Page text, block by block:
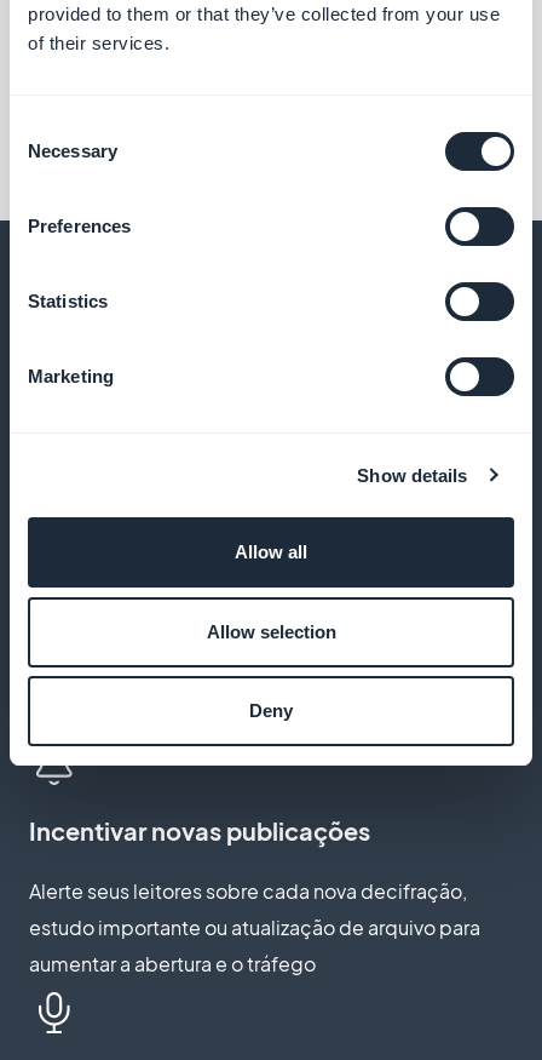
provided to them or that they’ve collected from your use
of their services.
Selection
Necessary
Preferences
Statistics
Marketing
Show details
Allow all
Allow selection
Deny
Favoritos para revisão e monitoramento
Os alunos salvam seus principais artigos (léxicos,
fichas conceituais, bibliografias) para análise e
revisão posteriores, mesmo off-line
Incentivar novas publicações
Alerte seus leitores sobre cada nova decifração,
estudo importante ou atualização de arquivo para
aumentar a abertura e o tráfego